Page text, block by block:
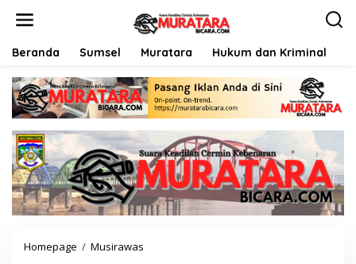
Beranda Sumsel Muratara Hukum dan Kriminal
Homepage / Musirawas